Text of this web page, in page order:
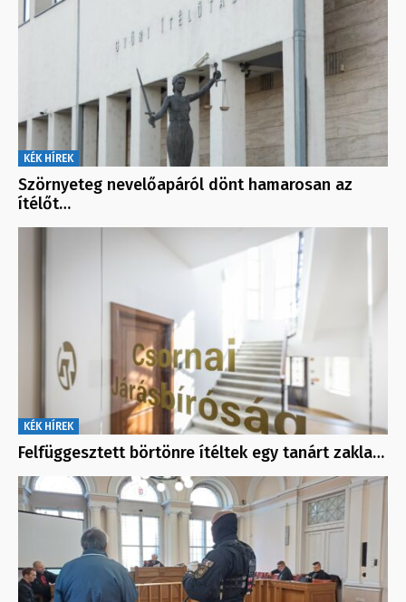
KÉK HÍREK
Szörnyeteg nevelőapáról dönt hamarosan az
ítélőt…
KÉK HÍREK
Felfüggesztett börtönre ítéltek egy tanárt zakla…